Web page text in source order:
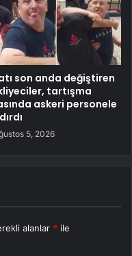
son anda değiştiren
tartışma
askeri personele
5, 2026
alanlar * ile